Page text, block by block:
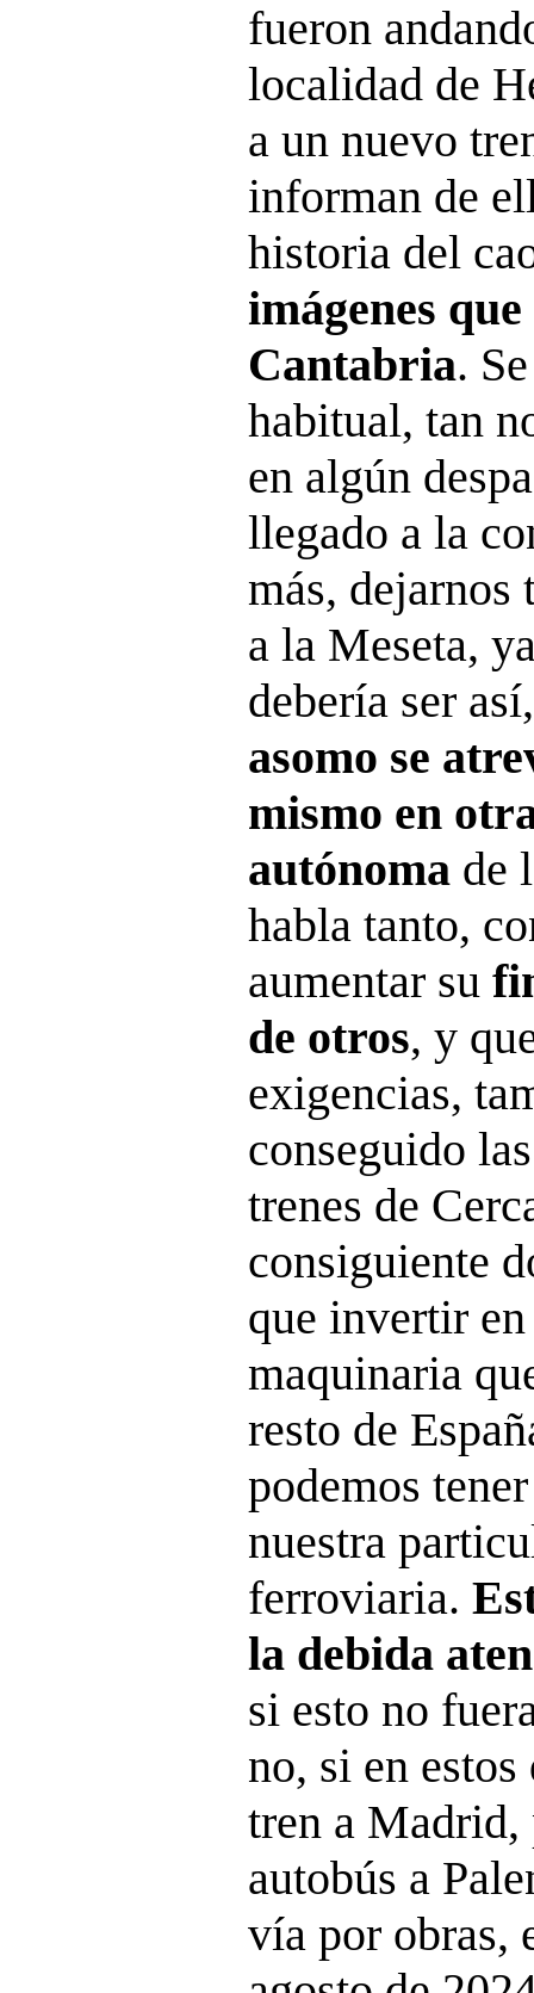
fueron
localidad de
a un nuevo
informan de
historia del
imágenes
Cantabria.
habitual, tan
en algún
llegado a la
más, dejarnos
a la Meseta,
debería ser
asomo se
mismo en
autónoma de
habla tanto,
aumentar su
de otros, y
exigencias,
conseguido
trenes de
consiguiente
que invertir
maquinaria
resto de
podemos
nuestra
ferroviaria.
la debida
si esto no
no, si en
tren a
autobús a
vía por obras,